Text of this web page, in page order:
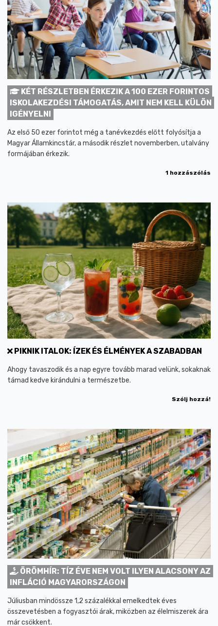
KÉT RÉSZLETBEN ÉRKEZIK A 100 EZER FORINTOS
ISKOLAKEZDÉSI TÁMOGATÁS, AMIT NEM KELL KÜLÖN
IGÉNYELNI
Az első 50 ezer forintot még a tanévkezdés előtt folyósítja a
Magyar Államkincstár, a második részlet novemberben, utalvány
formájában érkezik.
1 hozzászólás
PIKNIK ITALOK: ÍZEK ÉS ÉLMÉNYEK A SZABADBAN
Ahogy tavaszodik és a nap egyre tovább marad velünk, sokaknak
támad kedve kirándulni a természetbe.
Szólj hozzá!
ÖRÖMHÍR: TÍZ ÉVE NEM VOLT ILYEN ALACSONY AZ
INFLÁCIÓ MAGYARORSZÁGON
Júliusban mindössze 1,2 százalékkal emelkedtek éves
összevetésben a fogyasztói árak, miközben az élelmiszerek ára
már csökkent.